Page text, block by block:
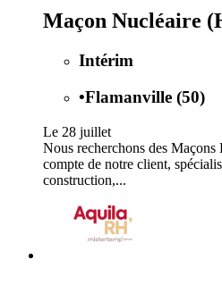
Maçon Nucléaire
Intérim
•Flamanville (50)
Le 28 juillet
Nous recherchons des
compte de notre client,
construction,...